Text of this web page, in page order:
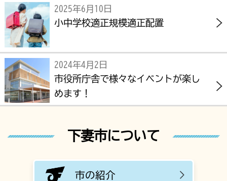
2025年6月10日
小中学校適正規模適正配置
2024年4月2日
市役所庁舎で様々なイベントが楽し
めます！
下妻市について
市の紹介